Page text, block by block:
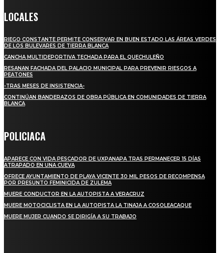
LOCALES
RIEGO CONSTANTE PERMITE CONSERVAR EN BUEN ESTADO LAS ÁREAS VERDES
DE LOS BULEVARES DE TIERRA BLANCA
CANCHA MULTIDEPORTIVA TECHADA PARA EL QUECHULEÑO
RESANAN FACHADA DEL PALACIO MUNICIPAL PARA PREVENIR RIESGOS A
PEATONES
-TRAS MESES DE INSISTENCIA-
CONTINÚAN BANDERAZOS DE OBRA PÚBLICA EN COMUNIDADES DE TIERRA
BLANCA
POLICIACA
APARECE CON VIDA PESCADOR DE UXPANAPA TRAS PERMANECER 15 DÍAS
ATRAPADO EN UNA CUEVA
OFRECE AYUNTAMIENTO DE PLAYA VICENTE 30 MIL PESOS DE RECOMPENSA
POR PRESUNTO FEMINICIDA DE ZULEMA
MUERE CONDUCTOR EN LA AUTOPISTA A VERACRUZ
MUERE MOTOCICLISTA EN LA AUTOPISTA LA TINAJA A COSOLEACAQUE
MUERE MUJER CUANDO SE DIRIGÍA A SU TRABAJO